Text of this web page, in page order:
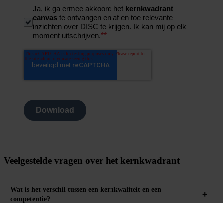
Ja, ik ga ermee akkoord het kernkwadrant
canvas te ontvangen en af en toe relevante
inzichten over DISC te krijgen. Ik kan mij op elk
moment uitschrijven.**
Download
Veelgestelde vragen over het kernkwadrant
Wat is het verschil tussen een kernkwaliteit en een
competentie?